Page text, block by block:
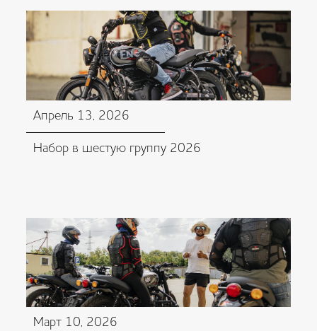
Апрель 13, 2026
Набор в шестую группу 2026
Март 10, 2026